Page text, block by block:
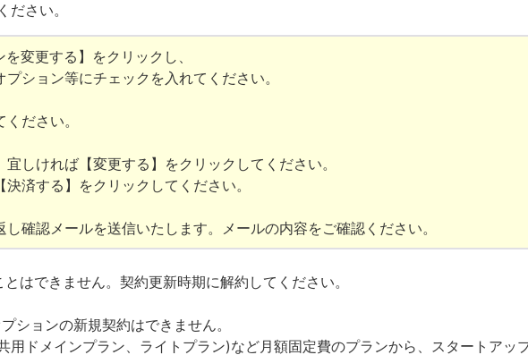
さい。
変更する】をクリックし、
ション等にチェックを入れてください。
ださい。
しければ【変更する】をクリックしてください。
済する】をクリックしてください。
確認メールを送信いたします。メールの内容をご確認ください。
はできません。契約更新時期に解約してください。
ションの新規契約はできません。
ドメインプラン、ライトプラン)など月額固定費のプランから、スタートアッ